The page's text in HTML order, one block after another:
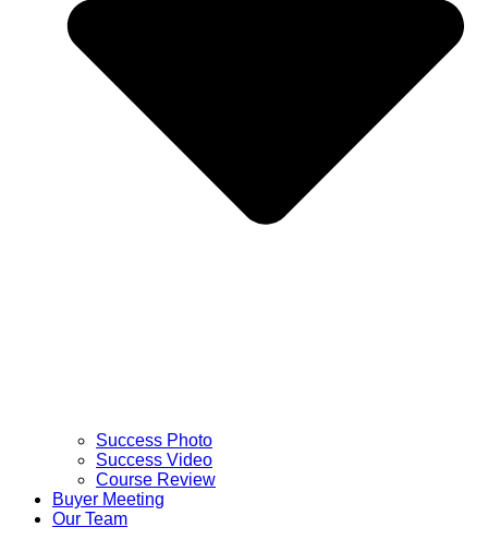
Success Photo
Success Video
Course Review
Buyer Meeting
Our Team